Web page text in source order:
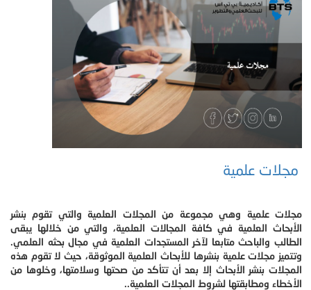
مجلات علمية
مجلات علمية وهي مجموعة من المجلات العلمية والتي تقوم بنشر
الأبحاث العلمية في كافة المجالات العلمية، والتي من خلالها يبقى
الطالب والباحث متابعا لآخر المستجدات العلمية في مجال بحثه العلمي.
وتتميز مجلات علمية بنشرها للأبحاث العلمية الموثوقة، حيث لا تقوم هذه
المجلات بنشر الأبحاث إلا بعد أن تتأكد من صحتها وسلامتها، وخلوها من
الأخطاء ومطابقتها لشروط المجلات العلمية..